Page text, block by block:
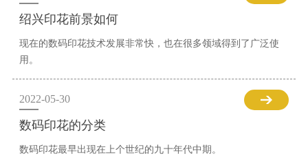
绍兴印花前景如何
现在的数码印花技术发展非常快，也在很多领域得到了广泛使
用。
2022-05-30
数码印花的分类
数码印花最早出现在上个世纪的九十年代中期。